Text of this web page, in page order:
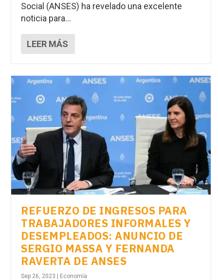
Social (ANSES) ha revelado una excelente
noticia para...
LEER MÁS
REFUERZO DE INGRESOS PARA
TRABAJADORES INFORMALES Y
DESEMPLEADOS: ANUNCIO DE
SERGIO MASSA Y FERNANDA
RAVERTA DE ANSES
Sep 26, 2023 | Economía